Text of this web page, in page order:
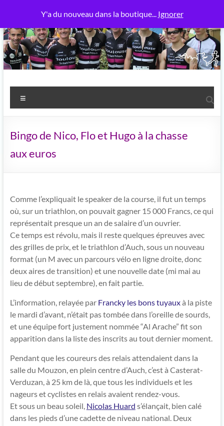
Y'a du nouveau dans la boutique... Ignorer
contenu
Toulouse Triathlon
Power Meuh
Bingo de Nico, Flo et Hugo à la chasse
aux euros
Comme l’expliquait le speaker de la course, il fut un temps
où, sur un triathlon, on pouvait gagner 15 000 Francs, ce qui
représentait presque un an de salaire d’un ouvrier.
Ce temps est révolu, mais il reste quelques épreuves avec
des grilles de prix, et le triathlon d’Auch, sous un nouveau
format (un M avec un parcours vélo en ligne droite, donc
deux aires de transition) et une nouvelle date (mi mai au
lieu de début septembre), en fait partie.
L’information, relayée par Francky les bons tuyauxà la piste
le mardi d’avant, n’était pas tombée dans l’oreille de sourds,
et une équipe fort justement nommée “Al Arache” fit son
apparition dans la liste des inscrits au tout dernier moment.
Pendant que les coureurs des relais attendaient dans la
salle du Mouzon, en plein centre d’Auch, c’est à Casterat-
Verduzan, à 25 km de là, que tous les individuels et les
nageurs et cyclistes en relais avaient rendez-vous.
Et sous un beau soleil, Nicolas Huard s’élançait, bien calé
dans les pieds d’une cadette de niveau national. Deux